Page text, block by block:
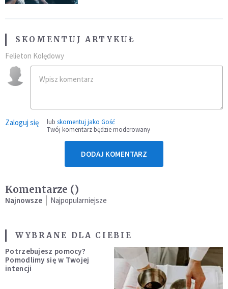
SKOMENTUJ ARTYKUŁ
Felieton Kolędowy
Zaloguj się lub skomentuj jako Gość
Twój komentarz będzie moderowany
DODAJ KOMENTARZ
Komentarze ()
Najnowsze Najpopularniejsze
WYBRANE DLA CIEBIE
Potrzebujesz pomocy?
Pomodlimy się w Twojej
intencji